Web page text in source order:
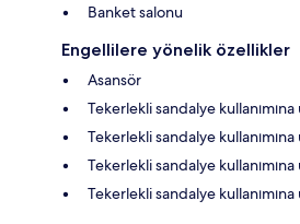
Banket salonu
Engellilere yönelik özellikler
Asansör
Tekerlekli sandalye kullanımına
Tekerlekli sandalye kullanımına
Tekerlekli sandalye
Tekerlekli sandalye